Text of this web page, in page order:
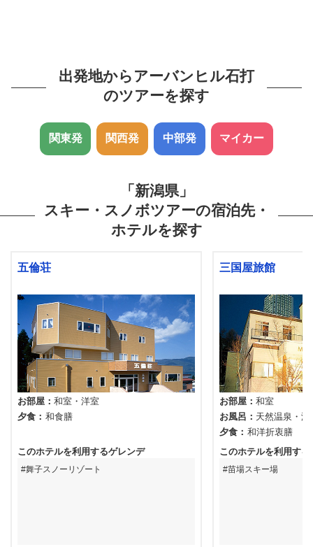
出発地からアーバンヒル石打
のツアーを探す
関東発 関西発 中部発 マイカー
「新潟県」
スキー・スノボツアーの宿泊先・
ホテルを探す
五倫荘
お部屋 和室
洋室
夕食
和食膳
このホテルを利用するゲレンデ
舞子スノーリゾート
三国屋旅館
お部屋
和室
お風呂
天然温泉
温
夕食
和洋折衷膳
このホテルを利用する
苗場スキー場